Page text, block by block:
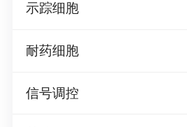
示踪细胞
耐药细胞
信号调控